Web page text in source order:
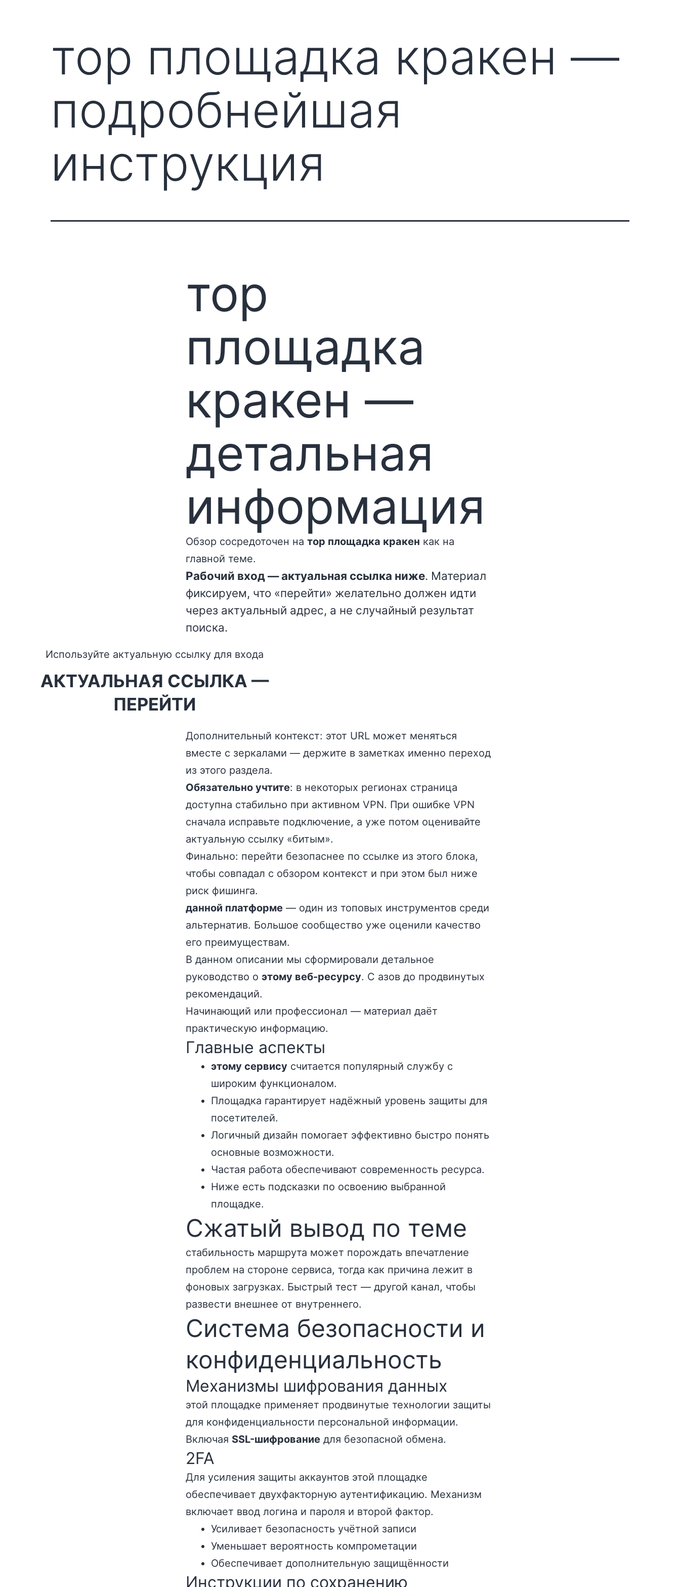
тор площадка кракен —
подробнейшая
инструкция
тор
площадка
кракен —
детальная
информация
Обзор сосредоточен на тор площадка кракен как на
главной теме.
Рабочий вход — актуальная ссылка ниже. Материал
фиксируем, что «перейти» желательно должен идти
через актуальный адрес, а не случайный результат
поиска.
Используйте актуальную ссылку для входа
АКТУАЛЬНАЯ ССЫЛКА —
ПЕРЕЙТИ
Дополнительный контекст: этот URL может меняться
вместе с зеркалами — держите в заметках именно переход
из этого раздела.
Обязательно учтите: в некоторых регионах страница
доступна стабильно при активном VPN. При ошибке VPN
сначала исправьте подключение, а уже потом оценивайте
актуальную ссылку «битым».
Финально: перейти безопаснее по ссылке из этого блока,
чтобы совпадал с обзором контекст и при этом был ниже
риск фишинга.
данной платформе — один из топовых инструментов среди
альтернатив. Большое сообщество уже оценили качество
его преимуществам.
В данном описании мы сформировали детальное
руководство о этому веб-ресурсу. С азов до продвинутых
рекомендаций.
Начинающий или профессионал — материал даёт
практическую информацию.
Главные аспекты
этому сервису считается популярный службу с
широким функционалом.
Площадка гарантирует надёжный уровень защиты для
посетителей.
Логичный дизайн помогает эффективно быстро понять
основные возможности.
Частая работа обеспечивают современность ресурса.
Ниже есть подсказки по освоению выбранной
площадке.
Сжатый вывод по теме
стабильность маршрута может порождать впечатление
проблем на стороне сервиса, тогда как причина лежит в
фоновых загрузках. Быстрый тест — другой канал, чтобы
развести внешнее от внутреннего.
Система безопасности и
конфиденциальность
Механизмы шифрования данных
этой площадке применяет продвинутые технологии защиты
для конфиденциальности персональной информации.
Включая SSL-шифрование для безопасной обмена.
2FA
Для усиления защиты аккаунтов этой площадке
обеспечивает двухфакторную аутентификацию. Механизм
включает ввод логина и пароля и второй фактор.
Усиливает безопасность учётной записи
Уменьшает вероятность компрометации
Обеспечивает дополнительную защищённости
Инструкции по сохранению